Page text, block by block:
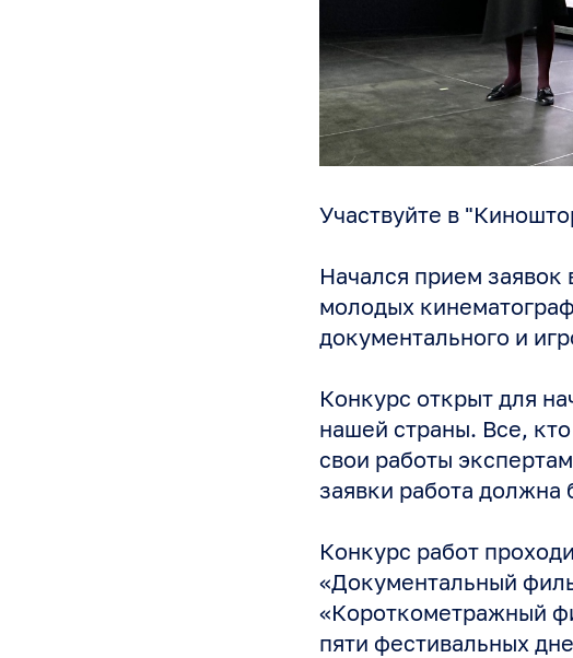
Участвуйте в
Начался прием
молодых
документального и
Конкурс открыт для
нашей страны. Все,
свои работы
заявки работа должна
Конкурс работ
«Документальный
«Короткометражный
пяти фестивальных